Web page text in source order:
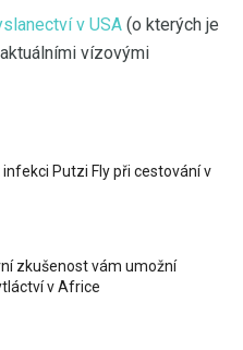
v USA (o kterých je
vízovými
Putzi Fly při cestování v
zkušenost vám umožní
v Africe